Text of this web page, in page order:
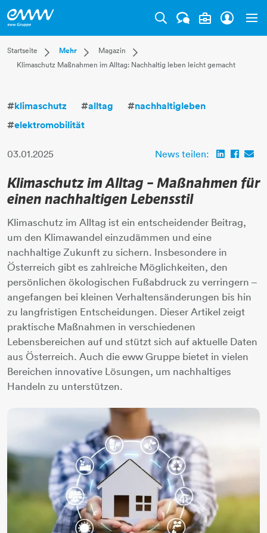
Startseite
Dropdown Startseite
Privatkunden
Mehr
Dropdown Mehr
Karriere
Magazin
Dropdown Magazin
Aktuell
Verantwortung
Klimaschutz Maßnahmen im Alltag: Nachhaltig leben leicht gemacht
#klimaschutz #alltag #nachhaltigleben
#elektromobilität
03.01.2025 News teilen:
Klimaschutz im Alltag – Maßnahmen für
einen nachhaltigen Lebensstil
Klimaschutz im Alltag ist ein entscheidender Beitrag,
um den Klimawandel einzudämmen und eine
nachhaltige Zukunft zu sichern. Insbesondere in
Österreich gibt es zahlreiche Möglichkeiten, den
persönlichen ökologischen Fußabdruck zu verringern –
angefangen bei kleinen Verhaltensänderungen bis hin
zu langfristigen Entscheidungen. Dieser Artikel zeigt
praktische Maßnahmen in verschiedenen
Lebensbereichen auf und stützt sich auf aktuelle Daten
aus Österreich. Auch die eww Gruppe bietet in vielen
Bereichen innovative Lösungen, um nachhaltiges
Handeln zu unterstützen.